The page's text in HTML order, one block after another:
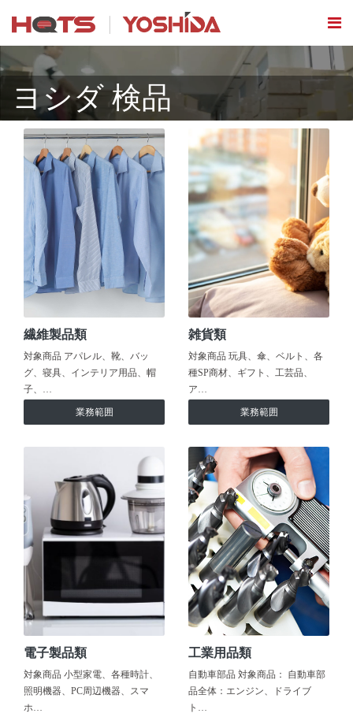
ヨシダ 検品
繊維製品類
対象商品 アパレル、靴、バッ
グ、寝具、インテリア用品、帽
子、…
業務範囲
雑貨類
対象商品 玩具、傘、ベルト、各
種SP商材、ギフト、工芸品、
ア…
業務範囲
電子製品類
対象商品 小型家電、各種時計、
照明機器、PC周辺機器、スマ
ホ…
工業用品類
自動車部品 対象商品： 自動車部
品全体：エンジン、ドライブ
ト…